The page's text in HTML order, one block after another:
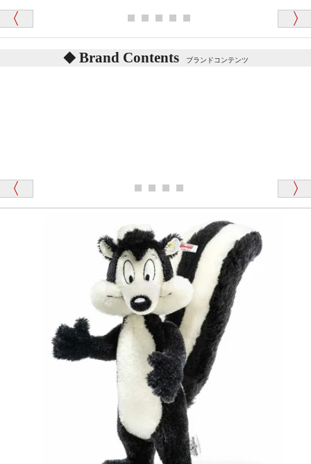
体をねかせたりおこしたりすると「グーグー」と鳴く
記載しておりますので、ぜひ探してみてください。
ディベアがいます。
「スクエーカー内蔵」と記載しておりますので、ぜひ
探してみてください。
シュタイフ社製品の実物を見ることはできますか？
当店はネット販売ですので実物をお見せすることが
海外からのお取り寄せと言うことですが、商品はきち
んと届きますか？
ご安心ください！商品は確実にお届けします。
商品は直接海外から届くのですか。受取の際、関税な
「商品説明が細やかで丁寧であったことです」
「前に買ったことがあったお店でしたので」
千葉県 U・Y 様 （女性）
「ChatGPTを利用したところ「くまの小屋」さ
んを紹介され…」
埼玉県 S・W 様
「送られる際にメールなどで届けて頂きとても
安心感がありました」
Brand Contents ブランドコンテンツ